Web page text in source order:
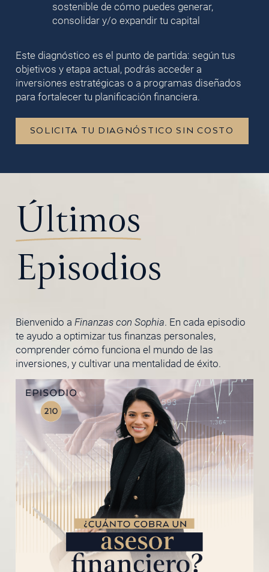
sostenible de cómo puedes generar,
consolidar y/o expandir tu capital
Este diagnóstico es el punto de partida: según tus
objetivos y etapa actual, podrás acceder a
inversiones estratégicas o a programas diseñados
para fortalecer tu planificación financiera.
SOLICITA TU DIAGNÓSTICO SIN COSTO
Últimos
Episodios
Bienvenido a Finanzas con Sophia. En cada episodio
te ayudo a optimizar tus finanzas personales,
comprender cómo funciona el mundo de las
inversiones, y cultivar una mentalidad de éxito.